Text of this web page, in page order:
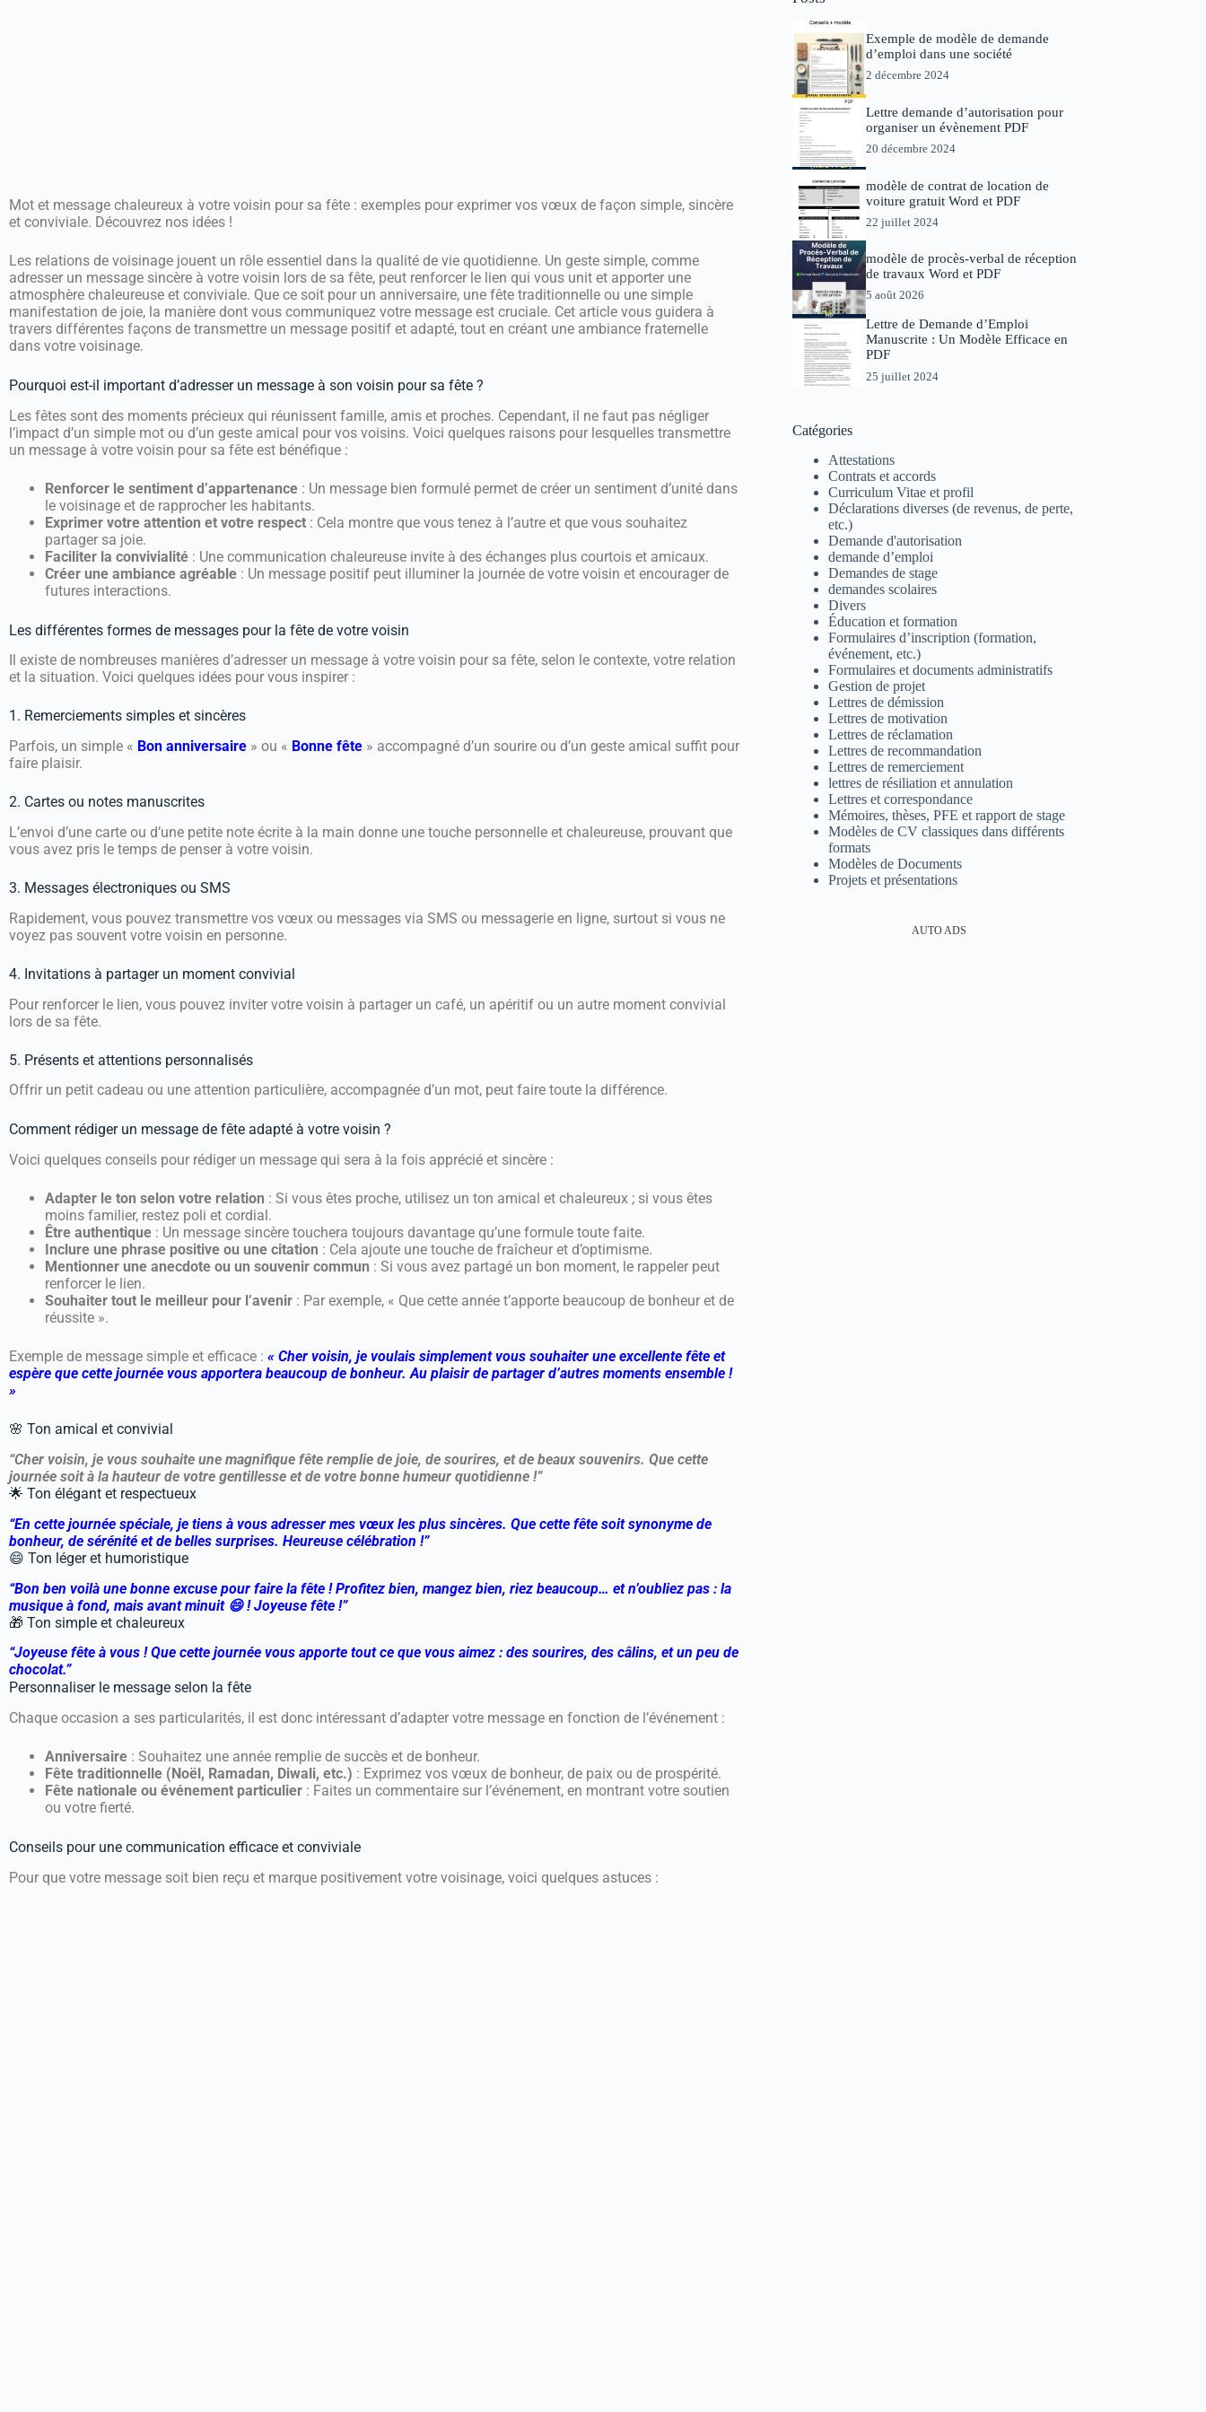
Mot et message chaleureux à votre voisin pour sa fête : exemples pour exprimer vos vœux de façon simple, sincère
et conviviale. Découvrez nos idées !
Les relations de voisinage jouent un rôle essentiel dans la qualité de vie quotidienne. Un geste simple, comme
adresser un message sincère à votre voisin lors de sa fête, peut renforcer le lien qui vous unit et apporter une
atmosphère chaleureuse et conviviale. Que ce soit pour un anniversaire, une fête traditionnelle ou une simple
manifestation de joie, la manière dont vous communiquez votre message est cruciale. Cet article vous guidera à
travers différentes façons de transmettre un message positif et adapté, tout en créant une ambiance fraternelle
dans votre voisinage.
Pourquoi est-il important d’adresser un message à son voisin pour sa fête ?
Les fêtes sont des moments précieux qui réunissent famille, amis et proches. Cependant, il ne faut pas négliger
l’impact d’un simple mot ou d’un geste amical pour vos voisins. Voici quelques raisons pour lesquelles transmettre
un message à votre voisin pour sa fête est bénéfique :
Renforcer le sentiment d’appartenance : Un message bien formulé permet de créer un sentiment d’unité dans
le voisinage et de rapprocher les habitants.
Exprimer votre attention et votre respect : Cela montre que vous tenez à l’autre et que vous souhaitez
partager sa joie.
Faciliter la convivialité : Une communication chaleureuse invite à des échanges plus courtois et amicaux.
Créer une ambiance agréable : Un message positif peut illuminer la journée de votre voisin et encourager de
futures interactions.
Les différentes formes de messages pour la fête de votre voisin
Il existe de nombreuses manières d’adresser un message à votre voisin pour sa fête, selon le contexte, votre relation
et la situation. Voici quelques idées pour vous inspirer :
1. Remerciements simples et sincères
Parfois, un simple « Bon anniversaire » ou « Bonne fête » accompagné d’un sourire ou d’un geste amical suffit pour
faire plaisir.
2. Cartes ou notes manuscrites
L’envoi d’une carte ou d’une petite note écrite à la main donne une touche personnelle et chaleureuse, prouvant que
vous avez pris le temps de penser à votre voisin.
3. Messages électroniques ou SMS
Rapidement, vous pouvez transmettre vos vœux ou messages via SMS ou messagerie en ligne, surtout si vous ne
voyez pas souvent votre voisin en personne.
4. Invitations à partager un moment convivial
Pour renforcer le lien, vous pouvez inviter votre voisin à partager un café, un apéritif ou un autre moment convivial
lors de sa fête.
5. Présents et attentions personnalisés
Offrir un petit cadeau ou une attention particulière, accompagnée d’un mot, peut faire toute la différence.
Comment rédiger un message de fête adapté à votre voisin ?
Voici quelques conseils pour rédiger un message qui sera à la fois apprécié et sincère :
Adapter le ton selon votre relation : Si vous êtes proche, utilisez un ton amical et chaleureux ; si vous êtes
moins familier, restez poli et cordial.
Être authentique : Un message sincère touchera toujours davantage qu’une formule toute faite.
Inclure une phrase positive ou une citation : Cela ajoute une touche de fraîcheur et d’optimisme.
Mentionner une anecdote ou un souvenir commun : Si vous avez partagé un bon moment, le rappeler peut
renforcer le lien.
Souhaiter tout le meilleur pour l’avenir : Par exemple, « Que cette année t’apporte beaucoup de bonheur et de
réussite ».
Exemple de message simple et efficace : « Cher voisin, je voulais simplement vous souhaiter une excellente fête et
espère que cette journée vous apportera beaucoup de bonheur. Au plaisir de partager d’autres moments ensemble !
»
🌸 Ton amical et convivial
“Cher voisin, je vous souhaite une magnifique fête remplie de joie, de sourires, et de beaux souvenirs. Que cette
journée soit à la hauteur de votre gentillesse et de votre bonne humeur quotidienne !”
🌟 Ton élégant et respectueux
“En cette journée spéciale, je tiens à vous adresser mes vœux les plus sincères. Que cette fête soit synonyme de
bonheur, de sérénité et de belles surprises. Heureuse célébration !”
😄 Ton léger et humoristique
“Bon ben voilà une bonne excuse pour faire la fête ! Profitez bien, mangez bien, riez beaucoup… et n’oubliez pas : la
musique à fond, mais avant minuit 😄 ! Joyeuse fête !”
🎁 Ton simple et chaleureux
“Joyeuse fête à vous ! Que cette journée vous apporte tout ce que vous aimez : des sourires, des câlins, et un peu de
chocolat.”
Personnaliser le message selon la fête
Chaque occasion a ses particularités, il est donc intéressant d’adapter votre message en fonction de l’événement :
Anniversaire : Souhaitez une année remplie de succès et de bonheur.
Fête traditionnelle (Noël, Ramadan, Diwali, etc.) : Exprimez vos vœux de bonheur, de paix ou de prospérité.
Fête nationale ou événement particulier : Faites un commentaire sur l’événement, en montrant votre soutien
ou votre fierté.
Conseils pour une communication efficace et conviviale
Pour que votre message soit bien reçu et marque positivement votre voisinage, voici quelques astuces :
Exemple de modèle de demande
d’emploi dans une société
2 décembre 2024
Lettre demande d’autorisation pour
organiser un évènement PDF
20 décembre 2024
modèle de contrat de location de
voiture gratuit Word et PDF
22 juillet 2024
modèle de procès-verbal de réception
de travaux Word et PDF
5 août 2026
Lettre de Demande d’Emploi
Manuscrite : Un Modèle Efficace en
PDF
25 juillet 2024
Catégories
Attestations
Contrats et accords
Curriculum Vitae et profil
Déclarations diverses (de revenus, de perte,
etc.)
Demande d'autorisation
demande d’emploi
Demandes de stage
demandes scolaires
Divers
Éducation et formation
Formulaires d’inscription (formation,
événement, etc.)
Formulaires et documents administratifs
Gestion de projet
Lettres de démission
Lettres de motivation
Lettres de réclamation
Lettres de recommandation
Lettres de remerciement
lettres de résiliation et annulation
Lettres et correspondance
Mémoires, thèses, PFE et rapport de stage
Modèles de CV classiques dans différents
formats
Modèles de Documents
Projets et présentations
AUTO ADS